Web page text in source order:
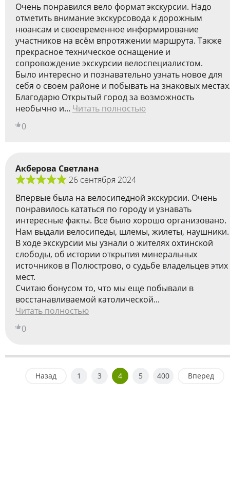
Очень понравился вело формат экскурсии. Надо
отметить внимание экскурсовода к дорожным
нюансам и своевременное информирование
участников на всём впротяжении маршрута. Также
прекрасное техническое оснащение и
сопровождение экскурсии велоспециалистом.
Было интересно и познавательно узнать новое для
себя о своем районе и побывать на знаковых
Благодарю Открытый город за возможность
необычно и... Читать полностью
0
Акберова Светлана
26 сентября 2024
Впервые была на велосипедной экскурсии. Очень
понравилось кататься по городу и узнавать
интересные факты. Все было хорошо организовано.
Нам выдали велосипеды, шлемы, жилеты, наушники.
В ходе экскурсии мы узнали о жителях охтинской
слободы, об истории открытия минеральных
источников в Полюстрово, о судьбе владельцев этих
мест.
Считаю бонусом то, что мы еще побывали в
восстанавливаемой католической...
Читать полностью
0
Назад 1 3 4 5 400 Вперед